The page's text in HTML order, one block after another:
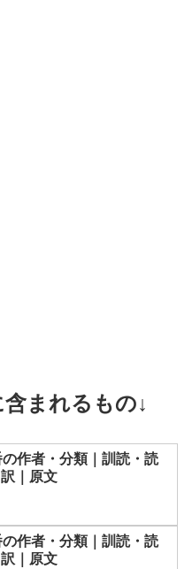
まれるもの↓
作者・分類｜訓読・読
｜原文
作者・分類｜訓読・読
｜原文